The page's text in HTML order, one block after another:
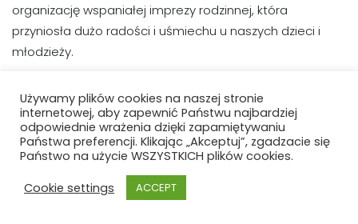
organizację wspaniałej imprezy rodzinnej, która
przyniosła dużo radości i uśmiechu u naszych dzieci i
młodzieży.
Używamy plików cookies na naszej stronie
internetowej, aby zapewnić Państwu najbardziej
odpowiednie wrażenia dzięki zapamiętywaniu
Państwa preferencji. Klikając „Akceptuj”, zgadzacie się
Państwo na użycie WSZYSTKICH plików cookies.
Cookie settings
ACCEPT